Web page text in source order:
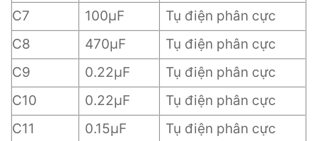
C7
100µF
Tụ điện phân cực
C8
470µF
Tụ điện phân cực
C9
0.22µF
Tụ điện phân cực
C10
0.22µF
Tụ điện phân cực
C11
0.15µF
Tụ điện phân cực